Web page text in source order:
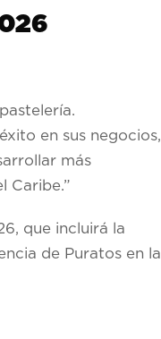
en sus negocios,
más
Caribe.”
que incluirá la
de Puratos en la